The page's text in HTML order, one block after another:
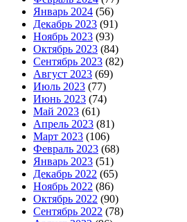
Январь 2024 (56)
Декабрь 2023 (91)
Ноябрь 2023 (93)
Октябрь 2023 (84)
Сентябрь 2023 (82)
Август 2023 (69)
Июль 2023 (77)
Июнь 2023 (74)
Май 2023 (61)
Апрель 2023 (81)
Март 2023 (106)
Февраль 2023 (68)
Январь 2023 (51)
Декабрь 2022 (65)
Ноябрь 2022 (86)
Октябрь 2022 (90)
Сентябрь 2022 (78)